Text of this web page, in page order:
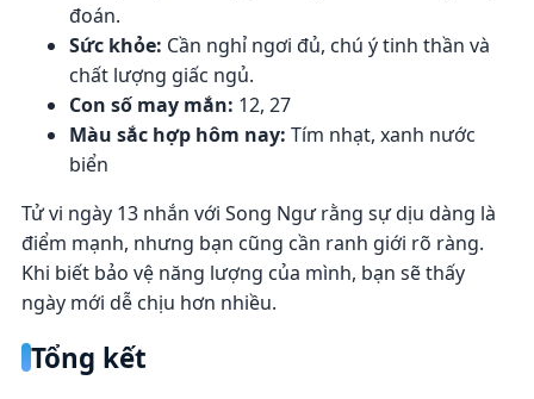
đoán.
Sức khỏe: Cần nghỉ ngơi đủ, chú ý tinh thần và
chất lượng giấc ngủ.
Con số may mắn: 12, 27
Màu sắc hợp hôm nay: Tím nhạt, xanh nước
biển
Tử vi ngày 13 nhắn với Song Ngư rằng sự dịu dàng là
điểm mạnh, nhưng bạn cũng cần ranh giới rõ ràng.
Khi biết bảo vệ năng lượng của mình, bạn sẽ thấy
ngày mới dễ chịu hơn nhiều.
Tổng kết